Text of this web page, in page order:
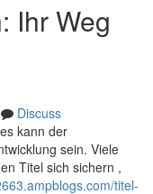
Ihr Weg
Discuss
kann der
sein. Viele
Titel sich sichern ,
titel-